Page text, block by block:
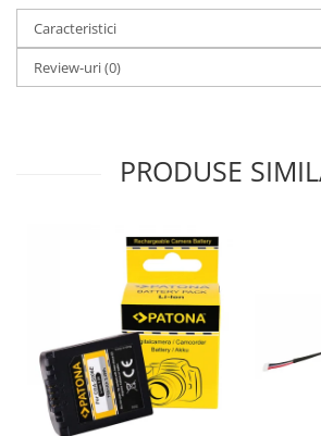
Caracteristici
Review-uri(0)
PRODUSE